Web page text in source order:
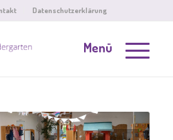
Datenschutzerklärung
Menü